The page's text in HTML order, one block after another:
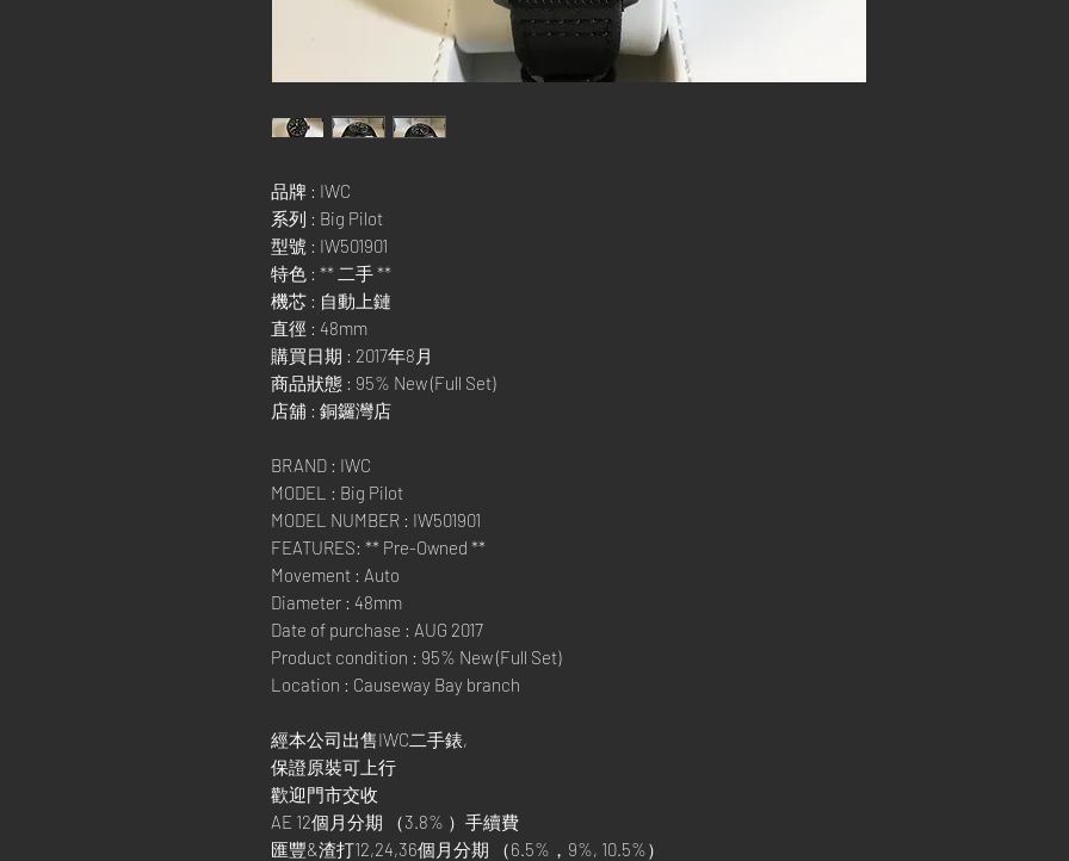
品牌 : IWC
系列 : Big Pilot
型號 : IW501901
特色 : ** 二手 **
機芯 : 自動上鏈
直徑 : 48mm
購買日期 : 2017年8月
商品狀態 : 95% New (Full Set)
店舖 : 銅鑼灣店
BRAND : IWC
MODEL : Big Pilot
MODEL NUMBER : IW501901
FEATURES: ** Pre-Owned **
Movement : Auto
Diameter : 48mm
Date of purchase : AUG 2017
Product condition : 95% New (Full Set)
Location : Causeway Bay branch
經本公司出售IWC二手錶,
保證原裝可上行
歡迎門市交收
AE 12個月分期 （3.8% ）手續費
匯豐&渣打12,24,36個月分期 （6.5%，9%, 10.5%）